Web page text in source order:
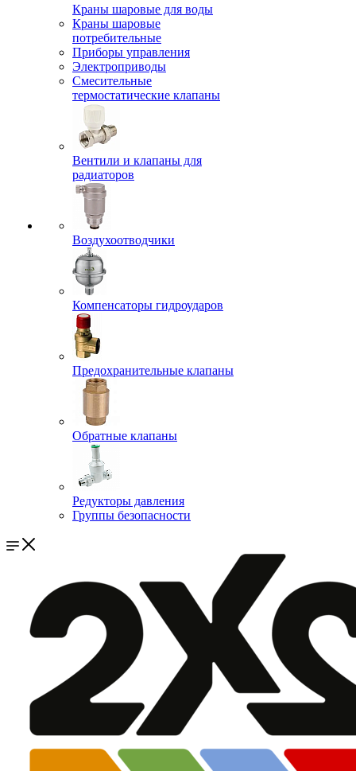
Краны шаровые для воды
Краны шаровые
потребительные
Приборы управления
Электроприводы
Смесительные
термостатические клапаны
Вентили и клапаны для
радиаторов
Воздухоотводчики
Компенсаторы гидроударов
Предохранительные клапаны
Обратные клапаны
Редукторы давления
Группы безопасности